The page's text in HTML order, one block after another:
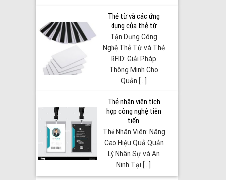
Thẻ từ và các ứng
dụng của thẻ từ
Tận Dụng Công
Nghệ Thẻ Từ và Thẻ
RFID: Giải Pháp
Thông Minh Cho
Quản [...]
Thẻ nhân viên tích
hợp công nghệ tiên
tiến
Thẻ Nhân Viên: Nâng
Cao Hiệu Quả Quản
Lý Nhân Sự và An
Ninh Tại [...]